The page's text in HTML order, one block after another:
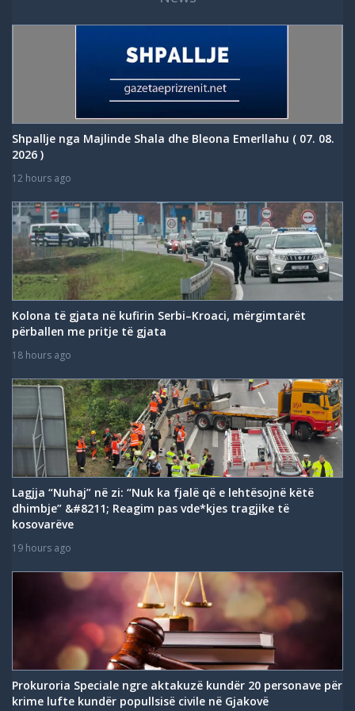
Shpallje nga Majlinde Shala dhe Bleona Emerllahu ( 07. 08.
2026 )
12 hours ago
Kolona të gjata në kufirin Serbi–Kroaci, mërgimtarët
përballen me pritje të gjata
18 hours ago
Lagjja “Nuhaj” në zi: “Nuk ka fjalë që e lehtësojnë këtë
dhimbje” &#8211; Reagim pas vde*kjes tragjike të
kosovarëve
19 hours ago
Prokuroria Speciale ngre aktakuzë kundër 20 personave për
krime lufte kundër popullsisë civile në Gjakovë